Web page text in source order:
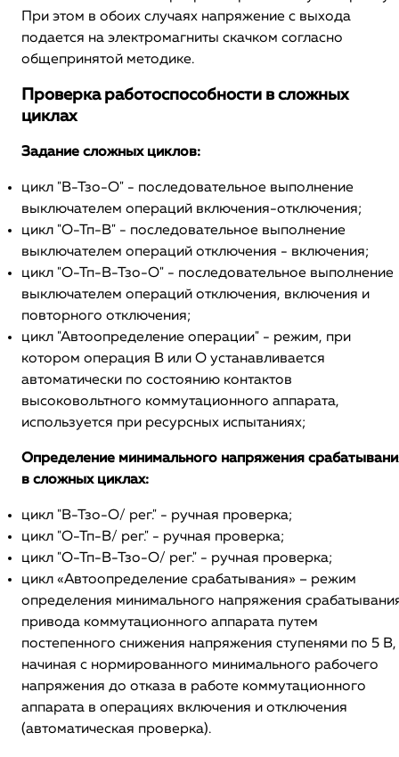
При этом в обоих случаях напряжение с выхода
подается на электромагниты скачком согласно
общепринятой методике.
Проверка работоспособности в сложных
циклах
Задание сложных циклов:
цикл "В-Тзо-О" - последовательное выполнение
выключателем операций включения-отключения;
цикл "О-Тп-В" - последовательное выполнение
выключателем операций отключения - включения;
цикл "О-Тп-В-Тзо-О" - последовательное выполнение
выключателем операций отключения, включения и
повторного отключения;
цикл "Автоопределение операции" - режим, при
котором операция В или О устанавливается
автоматически по состоянию контактов
высоковольтного коммутационного аппарата,
используется при ресурсных испытаниях;
Определение минимального напряжения
в сложных циклах:
цикл "В-Тзо-О/ рег." - ручная проверка;
цикл "О-Тп-В/ рег." - ручная проверка;
цикл "О-Тп-В-Тзо-О/ рег." - ручная проверка;
цикл «Автоопределение срабатывания» – режим
определения минимального напряжения
привода коммутационного аппарата путем
постепенного снижения напряжения ступенями по 5 В,
начиная с нормированного минимального рабочего
напряжения до отказа в работе коммутационного
аппарата в операциях включения и отключения
(автоматическая проверка).